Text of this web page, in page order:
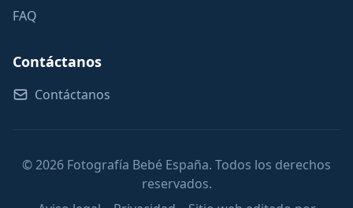
FAQ
Contáctanos
Contáctanos
© 2026 Fotografía Bebé España. Todos los derechos
reservados.